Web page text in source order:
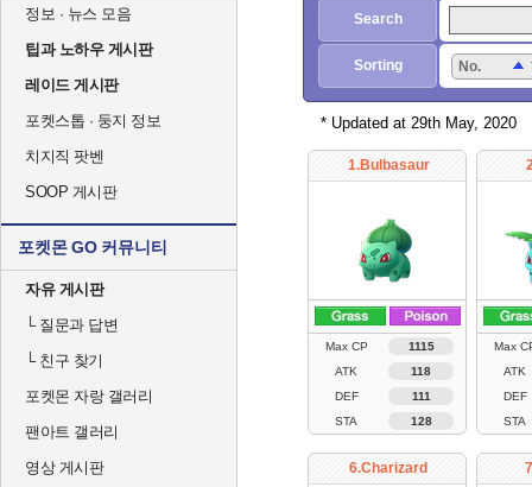
정보 · 뉴스 모음
팁과 노하우 게시판
레이드 게시판
포켓스톱 · 둥지 정보
치지직 팟벤
SOOP 게시판
포켓몬 GO 커뮤니티
자유 게시판
└질문과 답변
└친구 찾기
포켓몬 자랑 갤러리
팬아트 갤러리
영상 게시판
Search
Sorting No.
* Updated at 29th May, 2020
1.Bulbasaur
Max CP
1115
ATK
118
DEF
111
STA
128
Max
ATK
DEF
STA
6.Charizard